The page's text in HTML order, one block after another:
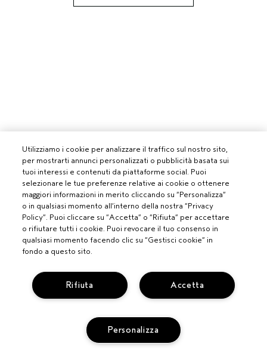
PROFESSIONISTI
DIVENTA UN SALONE AVEDA
BISOGNO DI AIUTO?
Utilizziamo i cookie per analizzare il traffico sul nostro sito,
per mostrarti annunci personalizzati o pubblicità basata sui
tuoi interessi e contenuti da piattaforme social. Puoi
selezionare le tue preferenze relative ai cookie o ottenere
maggiori informazioni in merito cliccando su “Personalizza”
o in qualsiasi momento all’interno della nostra “Privacy
Policy”. Puoi cliccare su “Accetta” o “Rifiuta” per accettare
o rifiutare tutti i cookie. Puoi revocare il tuo consenso in
qualsiasi momento facendo clic su “Gestisci cookie” in
fondo a questo sito.
Accetta
Rifiuta
Personalizza